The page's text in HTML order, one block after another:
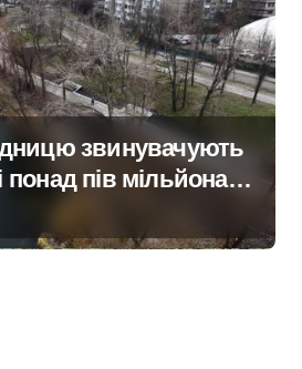
звинувачують
понад пів мільйона
ремонту зони